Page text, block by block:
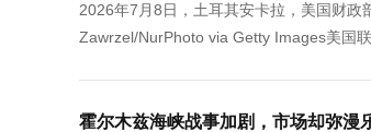
2026年7月8日，土耳其安卡拉，美国财政
Zawrzel/NurPhoto via Getty Images美国
霍尔木兹海峡战事加剧，市场却弥漫